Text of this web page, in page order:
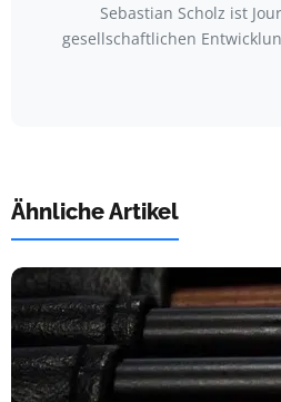
Sebastian Scholz ist
gesellschaftlichen
Ähnliche Artikel